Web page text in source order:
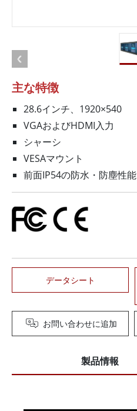
主な特徴
28.6インチ、1920×540
VGAおよびHDMI入力
シャーシ
VESAマウント
前面IP54の防水・防塵性能
データシート
お問い合わせに追加
製品情報